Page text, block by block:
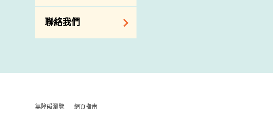
聯絡我們
地址及電話
郵件貼上足夠郵資
無障礙瀏覽 網頁指南